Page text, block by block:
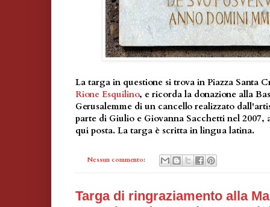
La targa in questione si trova in Piazza Santa
Rione Esquilino, e ricorda la donazione alla
Gerusalemme di un cancello realizzato
parte di Giulio e Giovanna Sacchetti nel 2007,
qui posta. La targa è scritta in lingua latina.
Nessun commento:
Targa di ringraziamento alla